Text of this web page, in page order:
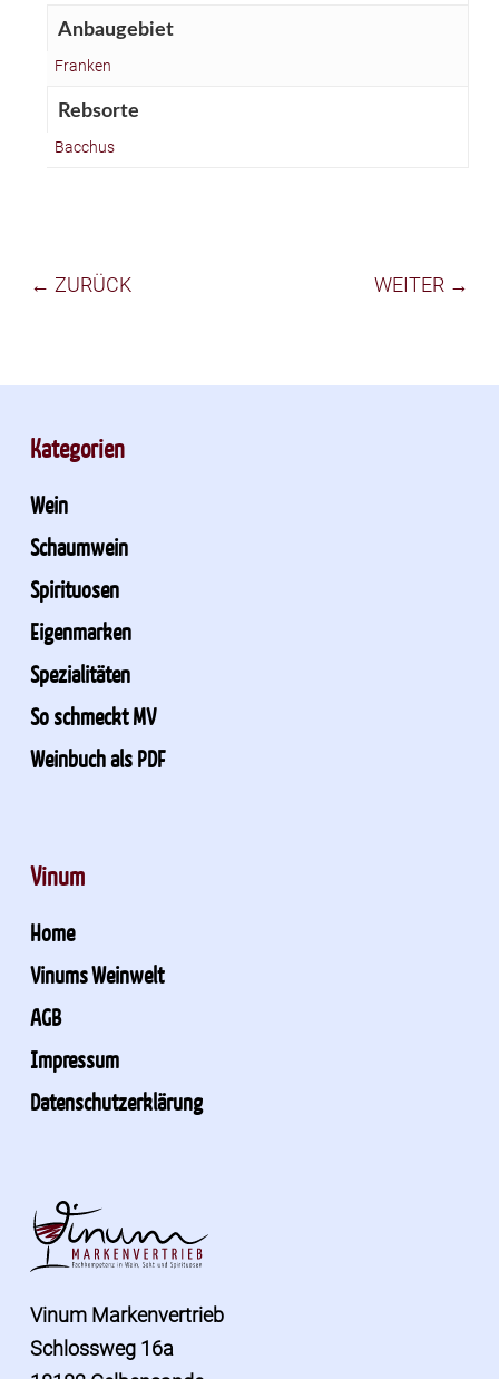
Anbaugebiet
Franken
Rebsorte
Bacchus
← ZURÜCK WEITER →
Kategorien
Wein
Schaumwein
Spirituosen
Eigenmarken
Spezialitäten
So schmeckt MV
Weinbuch als PDF
Vinum
Home
Vinums Weinwelt
AGB
Impressum
Datenschutzerklärung
Vinum Markenvertrieb
Schlossweg 16a